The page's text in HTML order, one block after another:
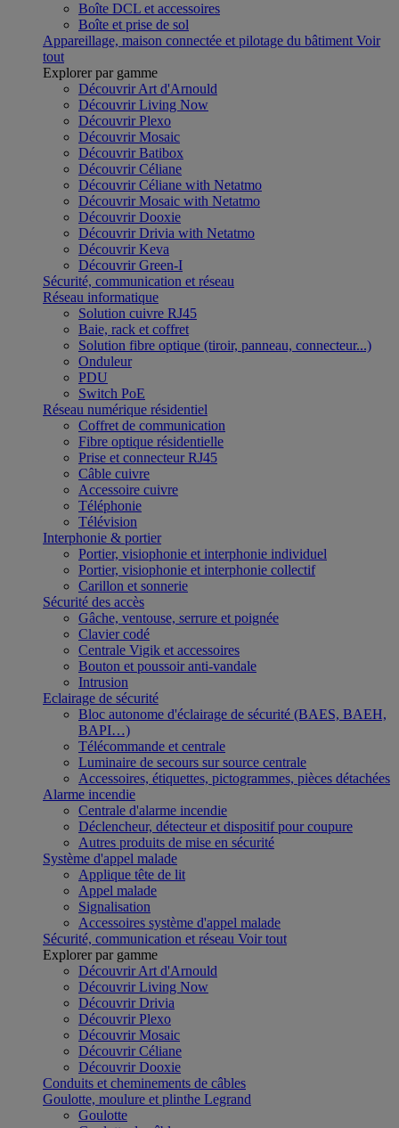
Boîte DCL et accessoires
Boîte et prise de sol
Appareillage, maison connectée et pilotage du bâtiment Voir
tout
Explorer par gamme
Découvrir Art d'Arnould
Découvrir Living Now
Découvrir Plexo
Découvrir Mosaic
Découvrir Batibox
Découvrir Céliane
Découvrir Céliane with Netatmo
Découvrir Mosaic with Netatmo
Découvrir Dooxie
Découvrir Drivia with Netatmo
Découvrir Keva
Découvrir Green-I
Sécurité, communication et réseau
Réseau informatique
Solution cuivre RJ45
Baie, rack et coffret
Solution fibre optique (tiroir, panneau, connecteur...)
Onduleur
PDU
Switch PoE
Réseau numérique résidentiel
Coffret de communication
Fibre optique résidentielle
Prise et connecteur RJ45
Câble cuivre
Accessoire cuivre
Téléphonie
Télévision
Interphonie & portier
Portier, visiophonie et interphonie individuel
Portier, visiophonie et interphonie collectif
Carillon et sonnerie
Sécurité des accès
Gâche, ventouse, serrure et poignée
Clavier codé
Centrale Vigik et accessoires
Bouton et poussoir anti-vandale
Intrusion
Eclairage de sécurité
Bloc autonome d'éclairage de sécurité (BAES, BAEH,
BAPI…)
Télécommande et centrale
Luminaire de secours sur source centrale
Accessoires, étiquettes, pictogrammes, pièces détachées
Alarme incendie
Centrale d'alarme incendie
Déclencheur, détecteur et dispositif pour coupure
Autres produits de mise en sécurité
Système d'appel malade
Applique tête de lit
Appel malade
Signalisation
Accessoires système d'appel malade
Sécurité, communication et réseau Voir tout
Explorer par gamme
Découvrir Art d'Arnould
Découvrir Living Now
Découvrir Drivia
Découvrir Plexo
Découvrir Mosaic
Découvrir Céliane
Découvrir Dooxie
Conduits et cheminements de câbles
Goulotte, moulure et plinthe Legrand
Goulotte